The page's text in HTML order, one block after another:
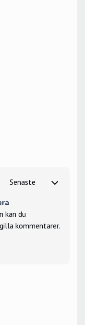
kan du
kommentarer.